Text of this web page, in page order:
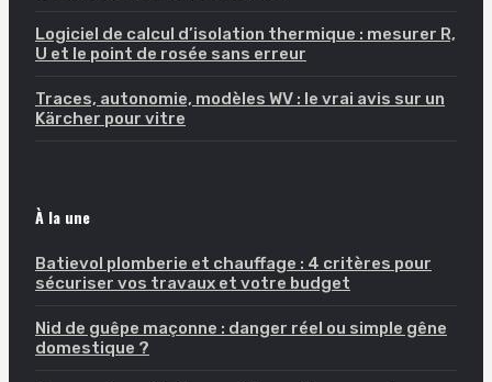
Logiciel de calcul d’isolation thermique : mesurer R,
U et le point de rosée sans erreur
Traces, autonomie, modèles WV : le vrai avis sur un
Kärcher pour vitre
À la une
Batievol plomberie et chauffage : 4 critères pour
sécuriser vos travaux et votre budget
Nid de guêpe maçonne : danger réel ou simple gêne
domestique ?